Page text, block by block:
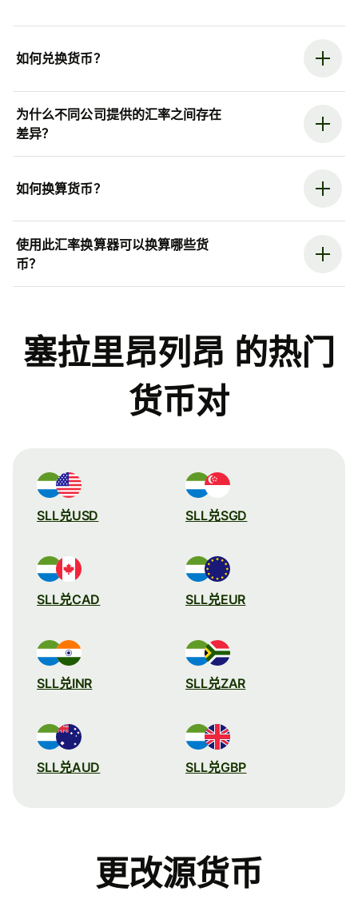
如何兑换货币？
为什么不同公司提供的汇率之间存在
差异？
如何换算货币？
使用此汇率换算器可以换算哪些货
币？
塞拉里昂列昂 的热门
货币对
SLL兑USD SLL兑SGD
SLL兑CAD SLL兑EUR
SLL兑INR SLL兑ZAR
SLL兑AUD SLL兑GBP
更改源货币